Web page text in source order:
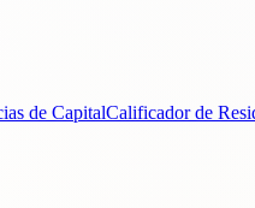
de CapitalCalificador de